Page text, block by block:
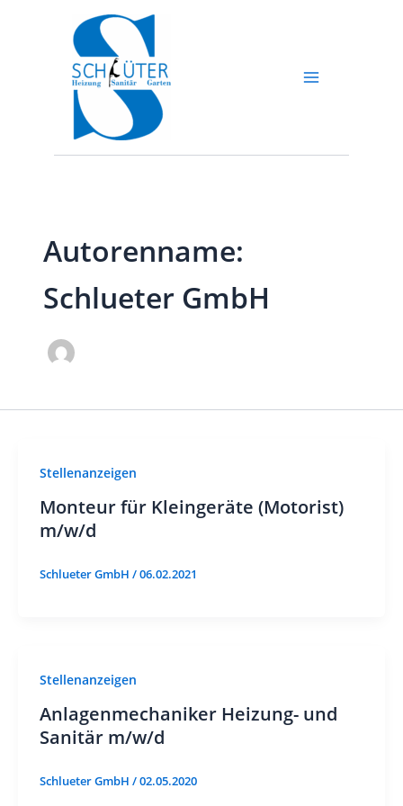
Autorenname:
Schlueter GmbH
Stellenanzeigen
Monteur für Kleingeräte (Motorist)
m/w/d
Schlueter GmbH /06.02.2021
Stellenanzeigen
Anlagenmechaniker Heizung- und
Sanitär m/w/d
Schlueter GmbH /02.05.2020